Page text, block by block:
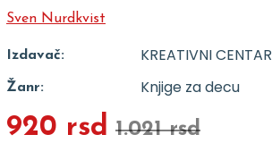
Sven Nurdkvist
Izdavač: KREATIVNI CENTAR
Žanr: Knjige za decu
920 rsd 1.021 rsd